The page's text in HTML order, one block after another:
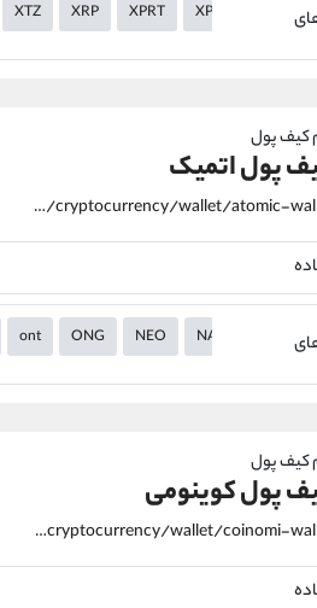
XTZ XRP XPRT XPR
کیف پول
پول اتمیک
https://alirezamehrabi.com/cryptocurrency/wallet/atomic-wallet
ont ONG NEO NANO LTC
کیف پول
پول کوینومی
https://alirezamehrabi.com/cryptocurrency/wallet/coinomi-wallet